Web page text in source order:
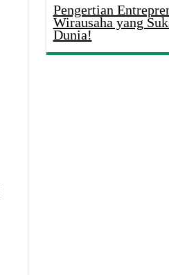
Pengertian
Wirausaha yang
Dunia!